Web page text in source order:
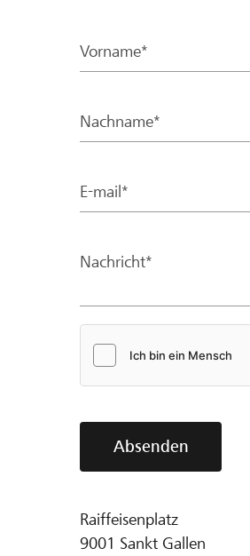
Vorname*
Nachname*
E-mail*
Nachricht*
Absenden
Raiffeisenplatz
9001 Sankt Gallen